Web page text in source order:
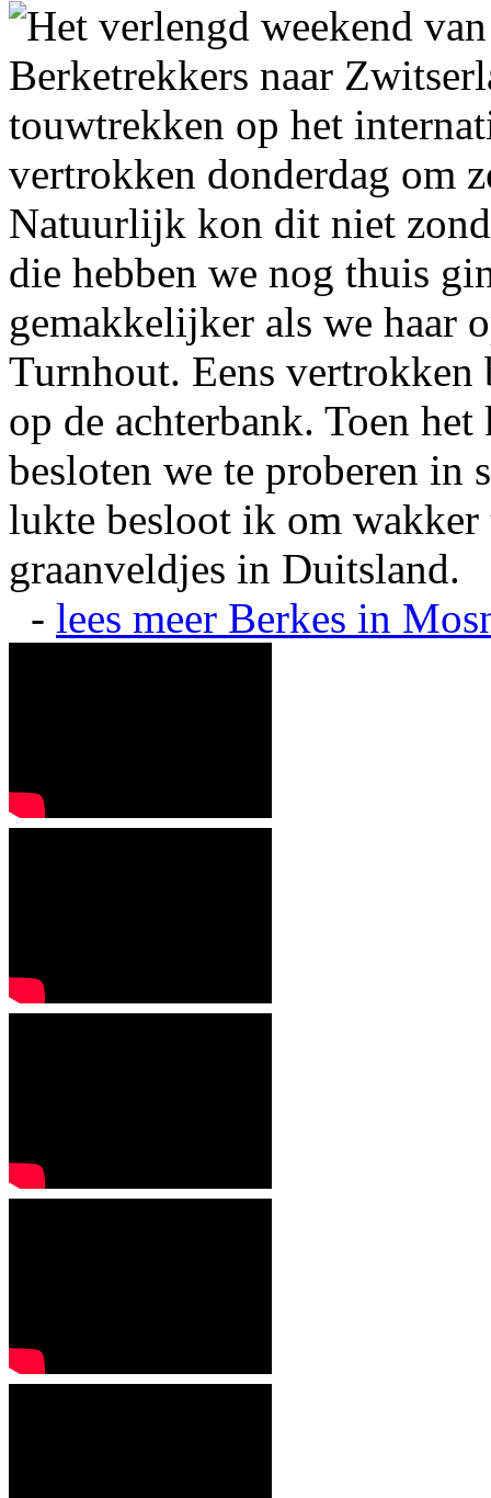
Het verlengd weekend
Berketrekkers naar
touwtrekken op het
vertrokken donderdag om
Natuurlijk kon dit niet
die hebben we nog thuis
gemakkelijker als we haar
Turnhout. Eens vertrokken
op de achterbank. Toen
besloten we te proberen in
lukte besloot ik om
graanveldjes in Duitsland.
- lees meer Berkes in